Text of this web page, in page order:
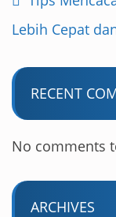
Lebih Cepat
RECENT
No comments
ARCHIVES